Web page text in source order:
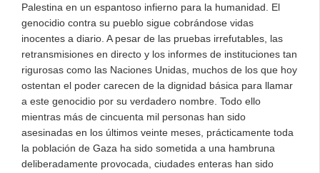
Palestina en un espantoso infierno para la humanidad. El
genocidio contra su pueblo sigue cobrándose vidas
inocentes a diario. A pesar de las pruebas irrefutables, las
retransmisiones en directo y los informes de instituciones tan
rigurosas como las Naciones Unidas, muchos de los que hoy
ostentan el poder carecen de la dignidad básica para llamar
a este genocidio por su verdadero nombre. Todo ello
mientras más de cincuenta mil personas han sido
asesinadas en los últimos veinte meses, prácticamente toda
la población de Gaza ha sido sometida a una hambruna
deliberadamente provocada, ciudades enteras han sido